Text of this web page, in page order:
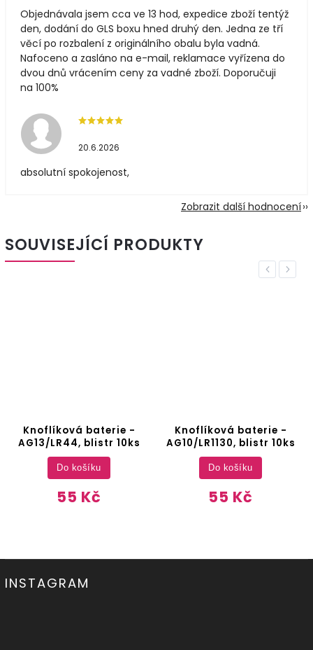
Objednávala jsem cca ve 13 hod, expedice zboží tentýž
den, dodání do GLS boxu hned druhý den. Jedna ze tří
věcí po rozbalení z originálního obalu byla vadná.
Nafoceno a zasláno na e-mail, reklamace vyřízena do
dvou dnů vrácením ceny za vadné zboží. Doporučuji
na 100%
20.6.2026
absolutní spokojenost,
Zobrazit další hodnocení
SOUVISEJÍCÍ PRODUKTY
Previous
Knoflíková baterie -
AG13/LR44, blistr 10ks
55 Kč
Do košíku
Knoflíková baterie -
AG10/LR1130, blistr 10ks
55 Kč
Do košíku
Next
INSTAGRAM